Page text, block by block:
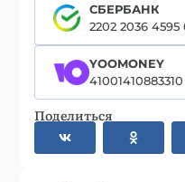
СБЕРБАНК
2202 2036 4595
YOOMONEY
41001410883310
Поделиться